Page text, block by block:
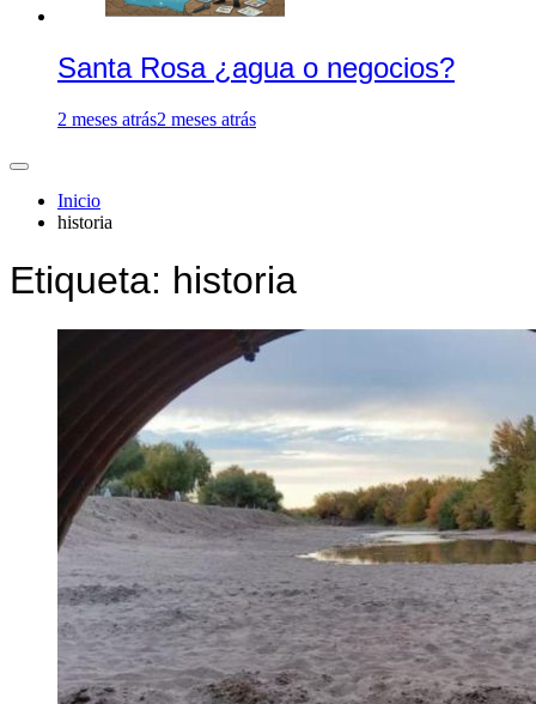
Santa Rosa ¿agua o negocios?
2 meses atrás2 meses atrás
Inicio
historia
Etiqueta: historia